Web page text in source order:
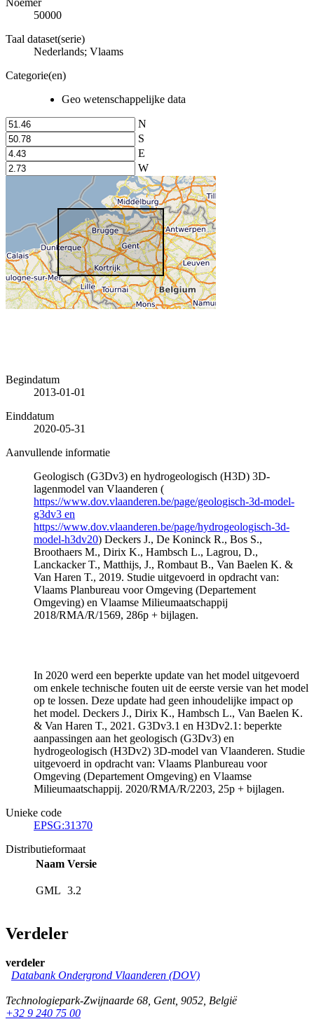
50000
Taal dataset(serie)
Nederlands; Vlaams
Categorie(en)
Geo wetenschappelijke data
N
S
E
W
Begindatum
2013-01-01
Einddatum
2020-05-31
Aanvullende informatie
Geologisch (G3Dv3) en hydrogeologisch (H3D) 3D-
lagenmodel van Vlaanderen (
https://www.dov.vlaanderen.be/page/geologisch-3d-model-
g3dv3 en
https://www.dov.vlaanderen.be/page/hydrogeologisch-3d-
model-h3dv20) Deckers J., De Koninck R., Bos S.,
Broothaers M., Dirix K., Hambsch L., Lagrou, D.,
Lanckacker T., Matthijs, J., Rombaut B., Van Baelen K. &
Van Haren T., 2019. Studie uitgevoerd in opdracht van:
Vlaams Planbureau voor Omgeving (Departement
Omgeving) en Vlaamse Milieumaatschappij
2018/RMA/R/1569, 286p + bijlagen.
In 2020 werd een beperkte update van het model uitgevoerd
om enkele technische fouten uit de eerste versie van het model
op te lossen. Deze update had geen inhoudelijke impact op
het model. Deckers J., Dirix K., Hambsch L., Van Baelen K.
& Van Haren T., 2021. G3Dv3.1 en H3Dv2.1: beperkte
aanpassingen aan het geologisch (G3Dv3) en
hydrogeologisch (H3Dv2) 3D-model van Vlaanderen. Studie
uitgevoerd in opdracht van: Vlaams Planbureau voor
Omgeving (Departement Omgeving) en Vlaamse
Milieumaatschappij. 2020/RMA/R/2203, 25p + bijlagen.
Unieke code
EPSG:31370
Distributieformaat
Naam Versie
GML 3.2
Verdeler
verdeler
Databank Ondergrond Vlaanderen (DOV)
Technologiepark-Zwijnaarde 68, Gent, 9052, België
+32 9 240 75 00